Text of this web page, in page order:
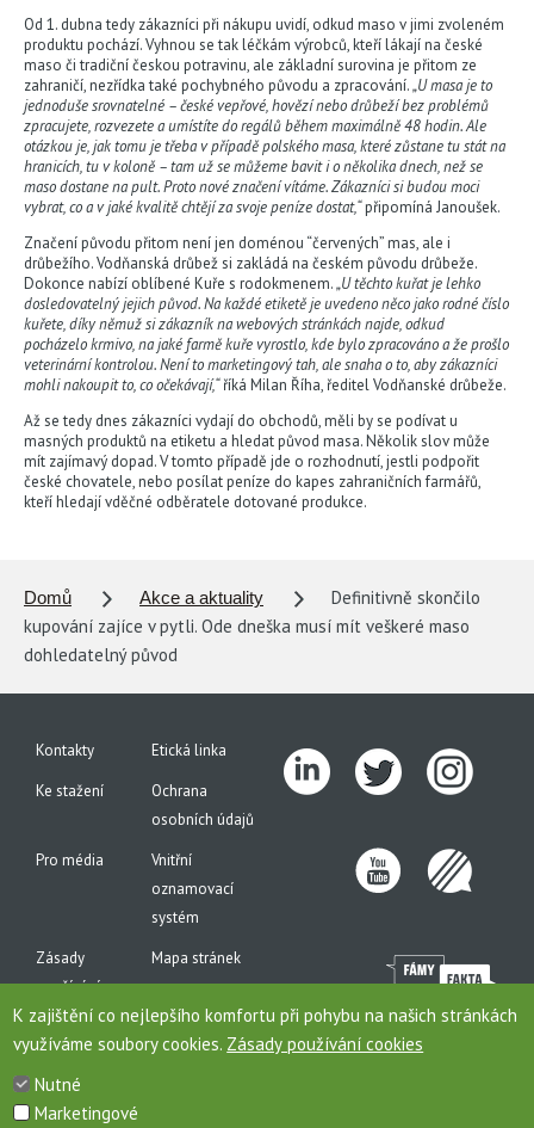
Od 1. dubna tedy zákazníci při nákupu uvidí, odkud maso v jimi zvoleném
produktu pochází. Vyhnou se tak léčkám výrobců, kteří lákají na české
maso či tradiční českou potravinu, ale základní surovina je přitom ze
zahraničí, nezřídka také pochybného původu a zpracování.„U masa je to
jednoduše srovnatelné – české vepřové, hovězí nebo drůbeží bez problémů
zpracujete, rozvezete a umístíte do regálů během maximálně 48 hodin. Ale
otázkou je, jak tomu je třeba v případě polského masa, které zůstane tu stát na
hranicích, tu v koloně – tam už se můžeme bavit i o několika dnech, než se
maso dostane na pult. Proto nové značení vítáme. Zákazníci si budou moci
vybrat, co a v jaké kvalitě chtějí za svoje peníze dostat,“připomíná Janoušek.
Značení původu přitom není jen doménou “červených” mas, ale i
drůbežího. Vodňanská drůbež si zakládá na českém původu drůbeže.
Dokonce nabízí oblíbené Kuře s rodokmenem.„U těchto kuřat je lehko
dosledovatelný jejich původ. Na každé etiketě je uvedeno něco jako rodné číslo
kuřete, díky němuž si zákazník na webových stránkách najde, odkud
pocházelo krmivo, na jaké farmě kuře vyrostlo, kde bylo zpracováno a že prošlo
veterinární kontrolou. Není to marketingový tah, ale snaha o to, aby zákazníci
mohli nakoupit to, co očekávají,“říká Milan Říha, ředitel Vodňanské drůbeže.
Až se tedy dnes zákazníci vydají do obchodů, měli by se podívat u
masných produktů na etiketu a hledat původ masa. Několik slov může
mít zajímavý dopad. V tomto případě jde o rozhodnutí, jestli podpořit
české chovatele, nebo posílat peníze do kapes zahraničních farmářů,
kteří hledají vděčné odběratele dotované produkce.
Domů Akce a aktuality
Definitivně skončilo
kupování zajíce v pytli. Ode dneška musí mít veškeré maso
dohledatelný původ
Kontakty
Etická linka
Ke stažení
Ochrana
osobních údajů
Pro média
Vnitřní
oznamovací
systém
Zásady
používání
cookies
Mapa stránek
Toto jsou internetové stránky společnosti AGROFERT, a.s., IČO 26185610, se sídlem na
K zajištění co nejlepšího komfortu při pohybu na našich stránkách
využíváme soubory cookies. Zásady používání cookies
Nutné
Marketingové